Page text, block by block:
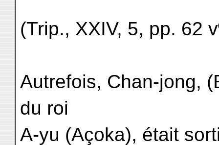
(Trip., XXIV, 5, pp. 62
Autrefois, Chan-jong,
du roi
A-yu (Açoka), était